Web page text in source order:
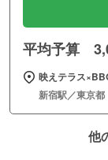
平均予算
映えテラス
新宿駅／東京都
他